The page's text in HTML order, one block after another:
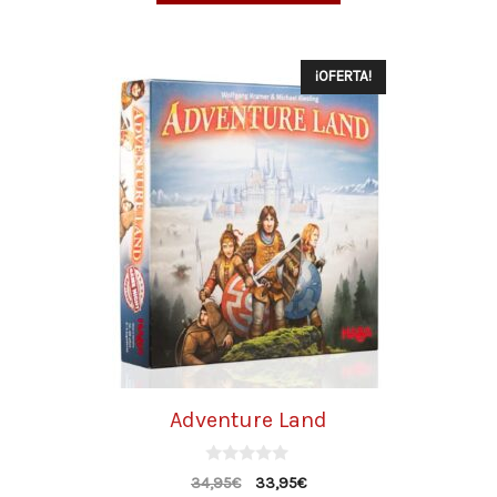
¡OFERTA!
Adventure Land
0
d
34,95€ 33,95€